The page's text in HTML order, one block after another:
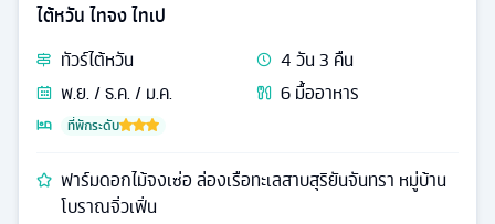
ไต้หวัน ไทจง ไทเป
ทัวร์ไต้หวัน 4วัน3 คืน
พ.ย. / ธ.ค. / ม.ค.
6มื้ออาหาร
ที่พักระดับ
ฟาร์มดอกไม้จงเซ่อ ล่องเรือทะเลสาบสุริยันจันทรา หมู่บ้าน
โบราณจิ่วเฟิ่น